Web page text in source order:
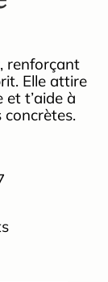
renforçant
Elle attire
et t’aide à